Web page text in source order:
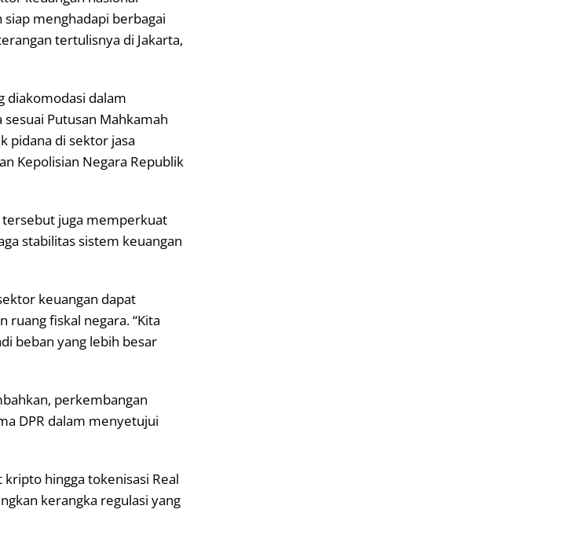
menghadapi berbagai
tertulisnya di Jakarta,
diakomodasi dalam
Putusan Mahkamah
pidana di sektor jasa
Kepolisian Negara Republik
juga memperkuat
stabilitas sistem keuangan
keuangan dapat
fiskal negara. “Kita
beban yang lebih besar
perkembangan
DPR dalam menyetujui
hingga tokenisasi Real
kerangka regulasi yang